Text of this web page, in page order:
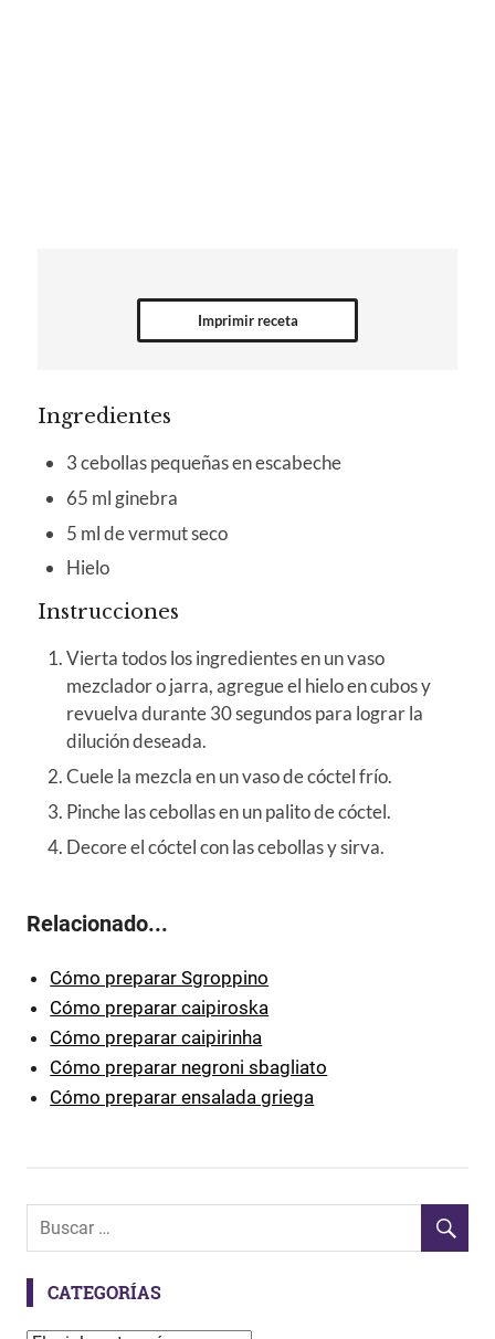
Imprimir receta
Ingredientes
3 cebollas pequeñas en escabeche
65 ml ginebra
5 ml de vermut seco
Hielo
Instrucciones
Vierta todos los ingredientes en un vaso
mezclador o jarra, agregue el hielo en cubos y
revuelva durante 30 segundos para lograr la
dilución deseada.
Cuele la mezcla en un vaso de cóctel frío.
Pinche las cebollas en un palito de cóctel.
Decore el cóctel con las cebollas y sirva.
Relacionado...
Cómo preparar Sgroppino
Cómo preparar caipiroska
Cómo preparar caipirinha
Cómo preparar negroni sbagliato
Cómo preparar ensalada griega
CATEGORÍAS